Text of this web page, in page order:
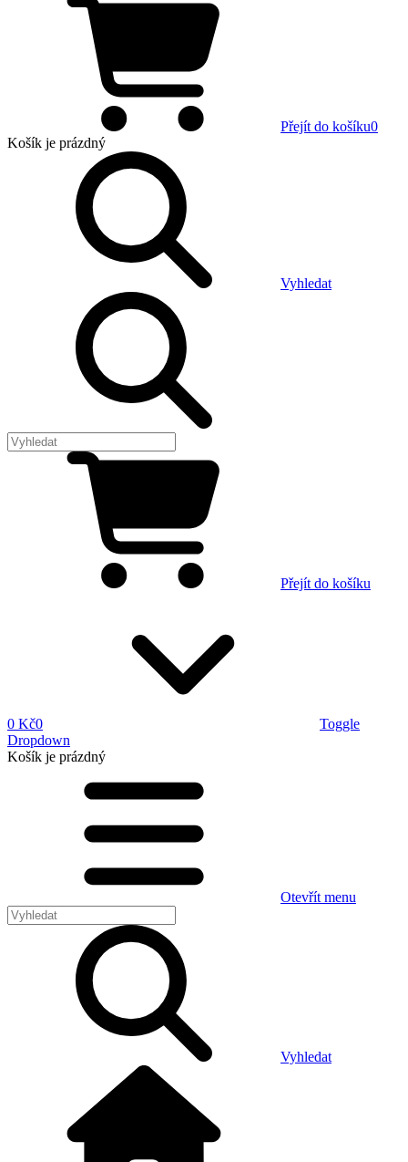
Přejít do košíku0
Košík je prázdný
Vyhledat
Přejít do košíku
0 Kč0
Toggle
Dropdown
Košík je prázdný
Otevřít menu
Vyhledat